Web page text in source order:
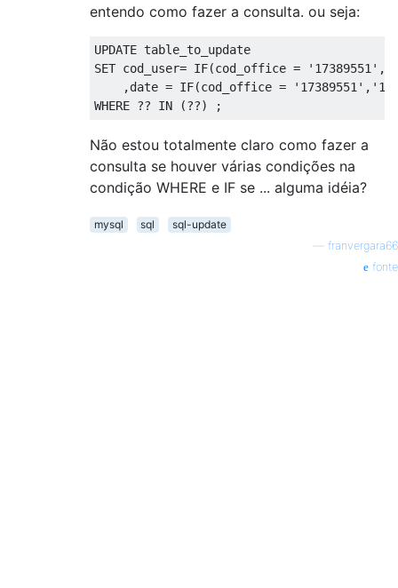
entendo como fazer a consulta. ou seja:
UPDATE
SET cod_user= IF(cod_office = '17389551' ,
,date = IF(cod_office = '17389551' ,
WHERE ?? IN (??) ;
Não estou totalmente claro como fazer a
consulta se houver várias condições na
condição WHERE e IF se ... alguma idéia?
mysql sql
sql-update
franvergara66
fonte